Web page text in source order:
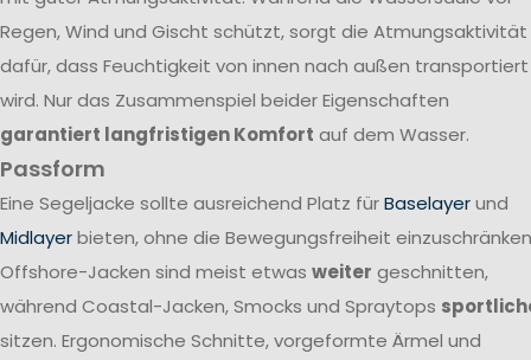
Regen, Wind und Gischt schützt, sorgt die Atmungsaktivität
dafür, dass Feuchtigkeit von innen nach außen transportiert
wird. Nur das Zusammenspiel beider Eigenschaften
garantiert langfristigen Komfort auf dem Wasser.
Passform
Eine Segeljacke sollte ausreichend Platz fürBaselayerund
Midlayerbieten, ohne die Bewegungsfreiheit
Offshore-Jacken sind meist etwas weiter geschnitten,
während Coastal-Jacken, Smocks und Spraytops
sitzen. Ergonomische Schnitte, vorgeformte Ärmel und